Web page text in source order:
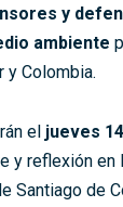
y
ambiente
y Colombia.
el jueves
y reflexión en
Santiago de